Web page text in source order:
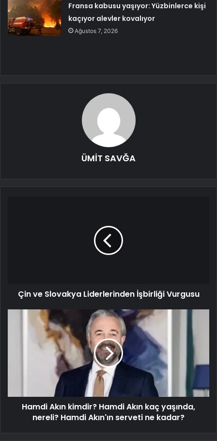
Fransa kabusu yaşıyor: Yüzbinlerce kişi
kaçıyor alevler kovalıyor
Ağustos 7, 2026
ÜMİT SAVĞA
Çin ve Slovakya Liderlerinden İşbirliği Vurgusu
Hamdi Akın kimdir? Hamdi Akın kaç yaşında,
nereli? Hamdi Akın'ın serveti ne kadar?